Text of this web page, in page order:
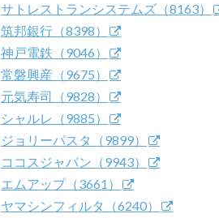
サトレストランシステムズ（8163）
筑邦銀行（8398）
神戸電鉄（9046）
常磐興産（9675）
元気寿司（9828）
シャルレ（9885）
ジョリーパスタ（9899）
ココスジャパン（9943）
エムアップ（3661）
ヤマシンフィルタ（6240）